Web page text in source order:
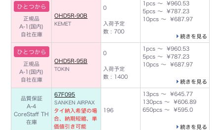
ひとつから
正規品
A-1(国内)
自社在庫
OHD5R-90B
KEMET
0
入荷予定
数 : 700
1pcs ～ ¥960.53
5pcs ～ ¥787.23
10pcs ～ ¥687.97
続きを見る
ひとつから
正規品
A-1(国内)
自社在庫
OHD5R-95B
TOKIN
0
入荷予定
数 : 1400
1pcs ～ ¥960.53
5pcs ～ ¥787.23
10pcs ～ ¥687.97
続きを見る
品質保証
A-4
CoreStaff TH
在庫
67F095
SANKEN AIRPAX
タイ納入希望の場
合、納期短縮、単
価値引き可能
196
13pcs ～ ¥645.77
130pcs ～ ¥606.89
650pcs ～ ¥595.0
続きを見る